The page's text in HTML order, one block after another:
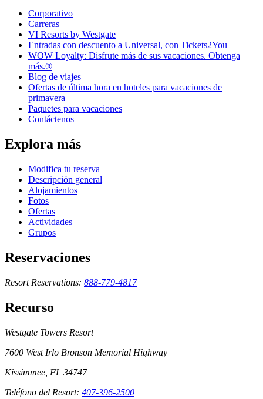
Corporativo
Carreras
VI Resorts by Westgate
Entradas con descuento a Universal, con Tickets2You
WOW Loyalty: Disfrute más de sus vacaciones. Obtenga
más.®
Blog de viajes
Ofertas de última hora en hoteles para vacaciones de
primavera
Paquetes para vacaciones
Contáctenos
Explora más
Modifica tu reserva
Descripción general
Alojamientos
Fotos
Ofertas
Actividades
Grupos
Reservaciones
Resort Reservations: 888-779-4817
Recurso
Westgate Towers Resort
7600 West Irlo Bronson Memorial Highway
Kissimmee, FL 34747
Teléfono del Resort: 407-396-2500